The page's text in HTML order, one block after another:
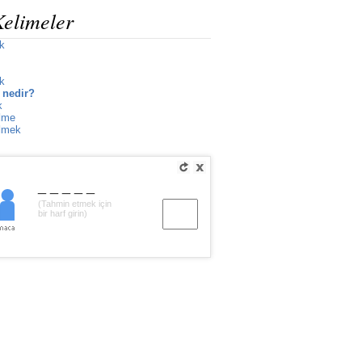
nedir?
(Tahmin etmek için
bir harf girin)